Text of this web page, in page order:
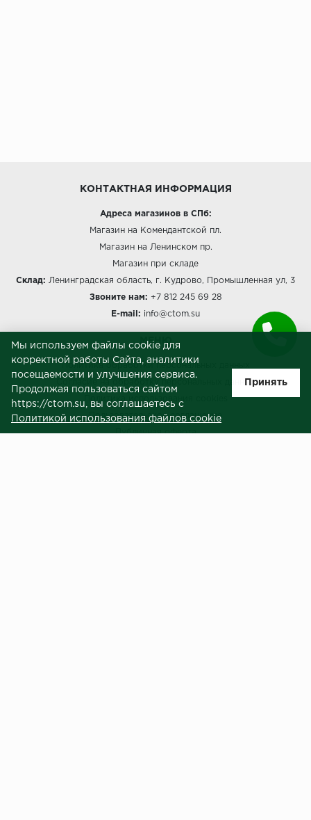
КОНТАКТНАЯ ИНФОРМАЦИЯ
Адреса магазинов в СПб:
Магазин на Комендантской пл.
Магазин на Ленинском пр.
Магазин при складе
Склад: Ленинградская область, г. Кудрово, Промышленная ул, 3
Звоните нам: +7 812 245 69 28
E-mail: info@ctom.su
МЕНЮ
Политика обработки персональных данных
Согласие на обработку персональных данных
Пользовательское соглашение
Публичная оферта
Мы используем файлы cookie для
корректной работы Сайта, аналитики
посещаемости и улучшения сервиса.
Продолжая пользоваться сайтом
https://ctom.su, вы соглашаетесь с
Политикой использования файлов cookie
Принять